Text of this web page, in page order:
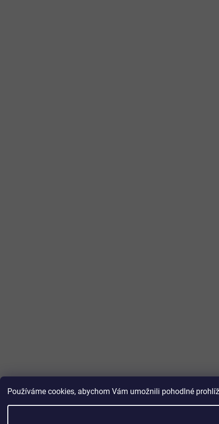
Používáme cookies, abychom Vám umožnili pohodlné